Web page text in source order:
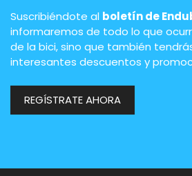
Suscribiéndote al boletín de
informaremos de todo lo que
de la bici, sino que también
interesantes descuentos y
REGÍSTRATE AHORA